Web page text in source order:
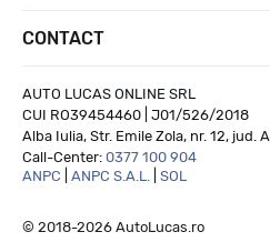
CONTACT
AUTO LUCAS ONLINE SRL
CUI RO39454460 | J01/526/2018
Alba Iulia, Str. Emile Zola, nr. 12, jud.
Call-Center: 0377 100 904
ANPC
ANPC S.A.L. SOL
© 2018-2026 AutoLucas.ro